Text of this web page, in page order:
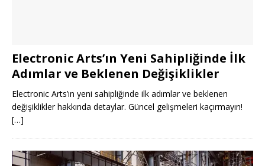
Electronic Arts’ın Yeni Sahipliğinde İlk
Adımlar ve Beklenen Değişiklikler
Electronic Arts’ın yeni sahipliğinde ilk adımlar ve beklenen
değişiklikler hakkında detaylar. Güncel gelişmeleri kaçırmayın!
[…]